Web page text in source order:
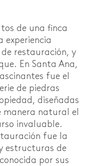
de una finca
experiencia
restauración, y
En Santa Ana,
fue el
de piedras
diseñadas
natural el
invaluable.
fue la
estructuras de
por sus